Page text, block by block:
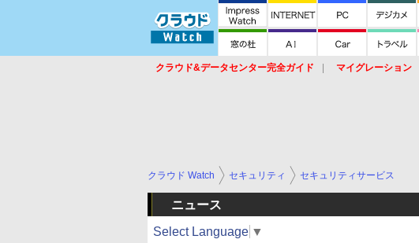
クラウド&データセンター完全ガイド マイグレーション
クラウド Watch セキュリティ セキュリティサービス
ニュース
Select Language ▼